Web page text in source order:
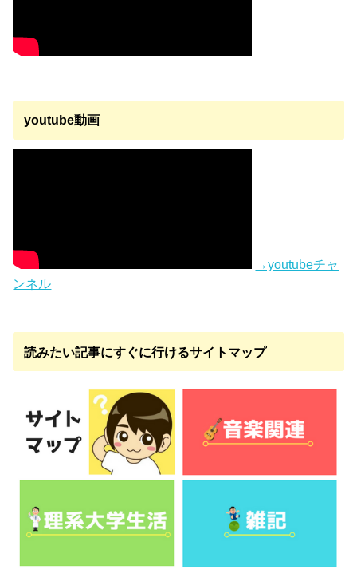
youtube動画
→youtubeチャ
ンネル
読みたい記事にすぐに行けるサイトマップ